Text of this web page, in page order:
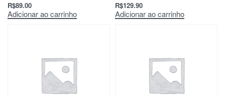
R$89.00
Adicionar ao carrinho
R$129.90
Adicionar ao carrinho